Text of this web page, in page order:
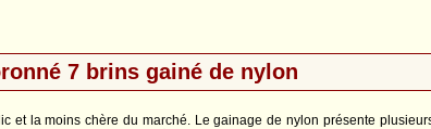
7 brins gainé de nylon
et la moins chère du marché. Le gainage de nylon présente